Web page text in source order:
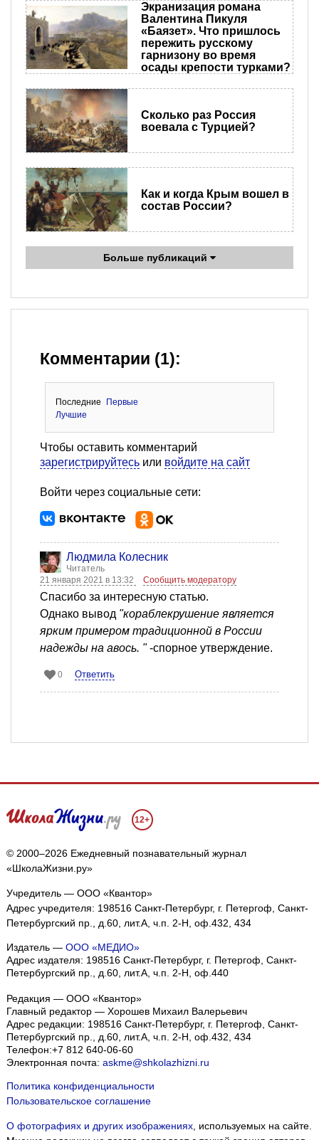
Экранизация романа
Валентина Пикуля
«Баязет». Что пришлось
пережить русскому
гарнизону во время
осады крепости турками?
Сколько раз Россия
воевала с Турцией?
Как и когда Крым вошел в
состав России?
Больше публикаций
Комментарии (1):
Последние
Первые
Лучшие
Чтобы оставить комментарий
зарегистрируйтесь или войдите на сайт
Войти через социальные сети:
Людмила Колесник
Читатель
21 января 2021 в 13:32
Сообщить модератору
Спасибо за интересную статью.
Однако вывод "кораблекрушение является
ярким примером традиционной в России
надежды на авось. "-спорное утверждение.
0 Ответить
12+
© 2000–2026 Ежедневный познавательный журнал
«ШколаЖизни.ру»
Учредитель — ООО «Квантор»
Адрес учредителя: 198516 Санкт-Петербург, г. Петергоф, Санкт-
Петербургский пр., д.60, лит.А, ч.п. 2-Н, оф.432, 434
Издатель — ООО «МЕДИО»
Адрес издателя: 198516 Санкт-Петербург, г. Петергоф, Санкт-
Петербургский пр., д.60, лит.А, ч.п. 2-Н, оф.440
Редакция — ООО «Квантор»
Главный редактор — Хорошев Михаил Валерьевич
Адрес редакции: 198516 Санкт-Петербург, г. Петергоф Санкт-
Петербургский пр., д.60, лит.А, ч.п. 2-Н, оф.432, 434
Телефон:+7 812 640-06-60
Электронная почта: askme@shkolazhizni.ru
Политика конфиденциальности
Пользовательское соглашение
О фотографиях и других изображениях, используемых на сайте.